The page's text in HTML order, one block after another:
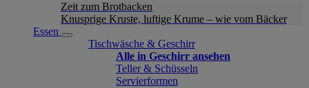
Zeit zum Brotbacken
Knusprige Kruste, luftige Krume – wie vom Bäcker
Essen
Tischwäsche & Geschirr
Alle in Geschirr ansehen
Teller & Schüsseln
Servierformen